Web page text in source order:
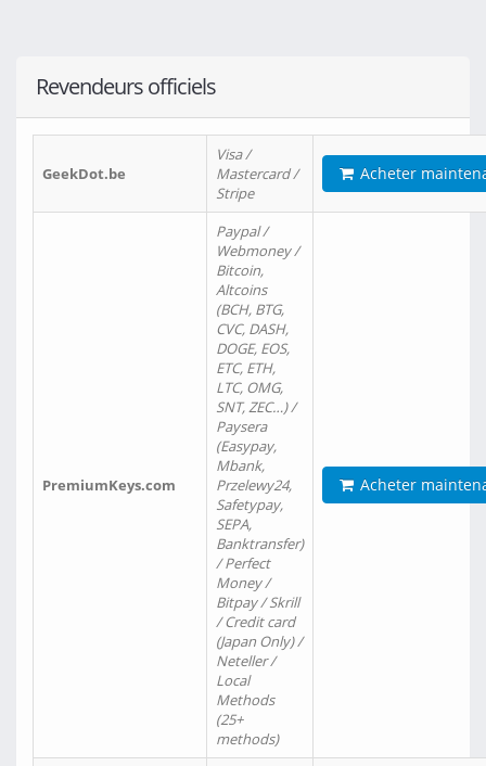
Revendeurs officiels
GeekDot.be
Visa /
Mastercard /
Stripe
Acheter
PremiumKeys.com
Paypal /
Webmoney /
Bitcoin,
Altcoins
(BCH, BTG,
CVC, DASH,
DOGE, EOS,
ETC, ETH,
LTC, OMG,
SNT, ZEC…) /
Paysera
(Easypay,
Mbank,
Przelewy24,
Safetypay,
SEPA,
Banktransfer)
/ Perfect
Money /
Bitpay / Skrill
/ Credit card
(Japan Only) /
Neteller /
Local
Methods
(25+
methods)
Acheter